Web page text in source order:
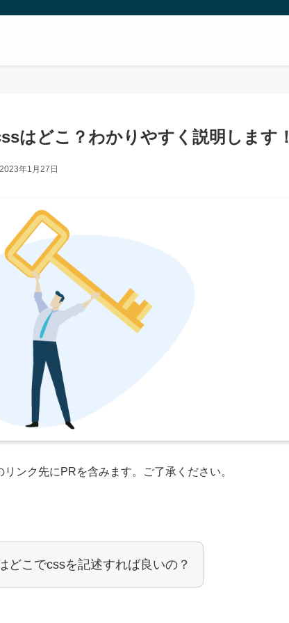
はどこ？わかりやすく説明します！
2023年1月27日
ンク先にPRを含みます。 ご了承ください。
どこでcssを記述すれば良いの？